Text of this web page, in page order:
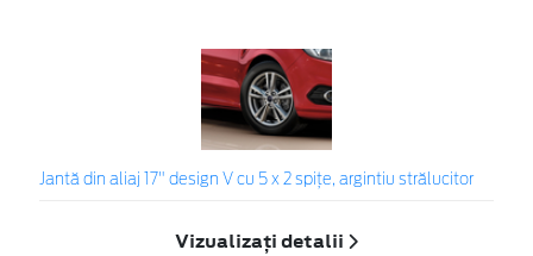
Jantă din aliaj 17" design V cu 5 x 2 spiţe, argintiu strălucitor
Vizualizați detalii